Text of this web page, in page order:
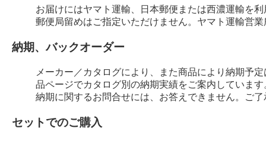
お届けにはヤマト運輸、日本郵便または西濃運輸を
郵便局留めはご指定いただけません。ヤマト運輸営
納期、バックオーダー
メーカー／カタログにより、また商品により納期予
品ページでカタログ別の納期実績をご案内しています
納期に関するお問合せには、お答えできません。ご
セットでのご購入